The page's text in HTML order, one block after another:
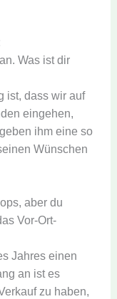
Was ist dir
ist, dass wir auf
eingehen,
ihm eine so
Wünschen
aber du
Vor-Ort-
Jahres einen
an ist es
zu haben,